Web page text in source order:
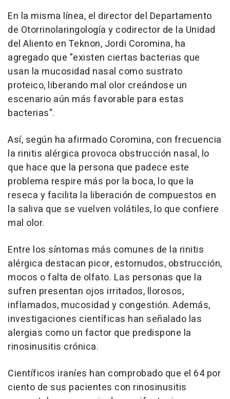
En la misma línea, el director del Departamento
de Otorrinolaringología y codirector de la Unidad
del Aliento en Teknon, Jordi Coromina, ha
agregado que "existen ciertas bacterias que
usan la mucosidad nasal como sustrato
proteico, liberando mal olor creándose un
escenario aún más favorable para estas
bacterias".
Así, según ha afirmado Coromina, con frecuencia
la rinitis alérgica provoca obstrucción nasal, lo
que hace que la persona que padece este
problema respire más por la boca, lo que la
reseca y facilita la liberación de compuestos en
la saliva que se vuelven volátiles, lo que confiere
mal olor.
Entre los síntomas más comunes de la rinitis
alérgica destacan picor, estornudos, obstrucción,
mocos o falta de olfato. Las personas que la
sufren presentan ojos irritados, llorosos,
inflamados, mucosidad y congestión. Además,
investigaciones científicas han señalado las
alergias como un factor que predispone la
rinosinusitis crónica.
Científicos iraníes han comprobado que el 64 por
ciento de sus pacientes con rinosinusitis